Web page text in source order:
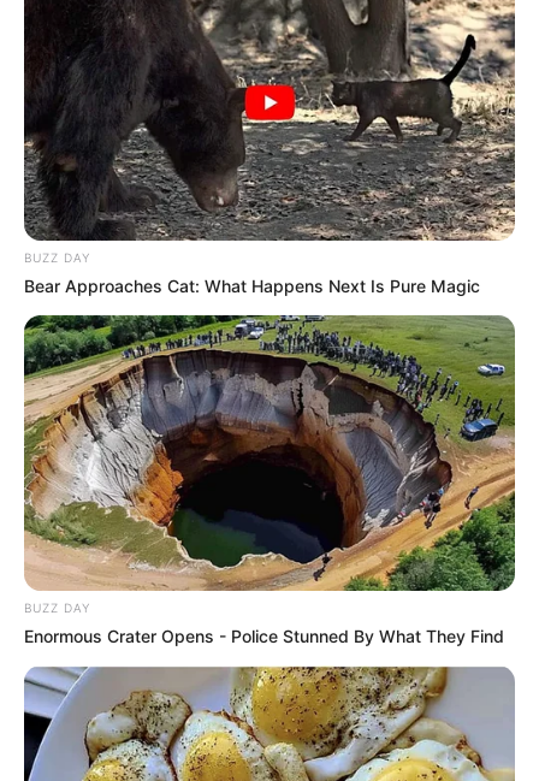
BUZZ DAY
Bear Approaches Cat: What Happens Next Is Pure Magic
BUZZ DAY
Enormous Crater Opens - Police Stunned By What They Find